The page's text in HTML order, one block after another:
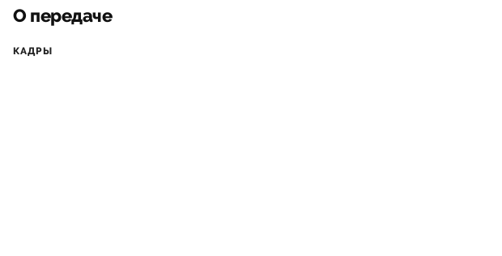
О передаче
КАДРЫ